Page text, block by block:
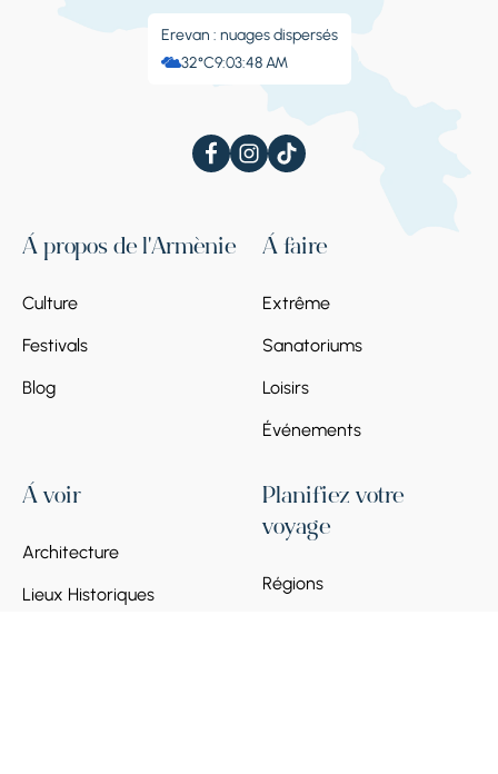
Erevan : nuages ​​dispersés
32°C9:03:49 AM
À propos de l'Arménie
Culture
Festivals
Blog
À faire
Extrême
Sanatoriums
Loisirs
Événements
À voir
Architecture
Lieux Historiques
Planifiez votre
voyage
Régions